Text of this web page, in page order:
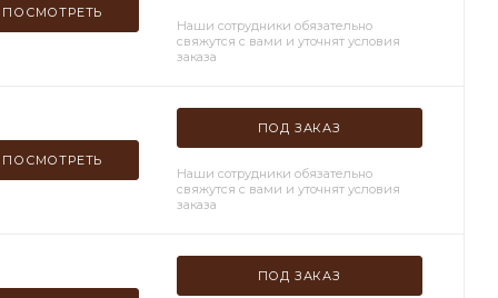
ПОСМОТРЕТЬ
Наши сотрудники обязательно
свяжутся с вами и уточнят условия
заказа
ПОСМОТРЕТЬ
ПОД ЗАКАЗ
Наши сотрудники обязательно
свяжутся с вами и уточнят условия
заказа
ПОД ЗАКАЗ